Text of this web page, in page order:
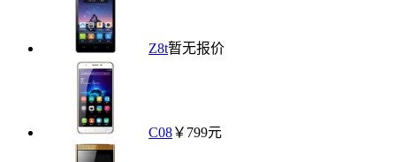
Z8t暂无报价
C08￥799元